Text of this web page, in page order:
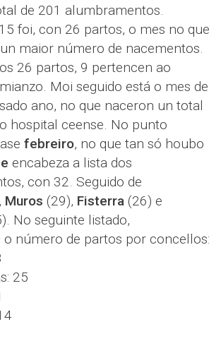
de 201 alumbramentos.
foi, con 26 partos, o mes no que
maior número de nacementos.
26 partos, 9 pertencen ao
Moi seguido está o mes de
ano, no que naceron un total
hospital ceense. No punto
febreiro, no que tan só houbo
encabeza a lista dos
con 32. Seguido de
Muros (29), Fisterra (26) e
No seguinte listado,
número de partos por concellos:
25